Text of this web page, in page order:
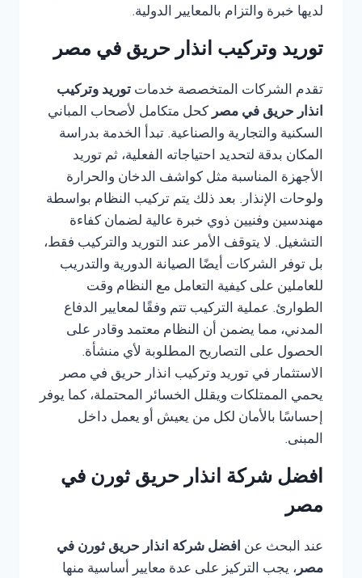
لديها خبرة والتزام بالمعايير الدولية.
توريد وتركيب انذار حريق في مصر
تقدم الشركات المتخصصة خدمات توريد وتركيب
انذار حريق في مصر كحل متكامل لأصحاب المباني
السكنية والتجارية والصناعية. تبدأ الخدمة بدراسة
المكان بدقة لتحديد احتياجاته الفعلية، ثم توريد
الأجهزة المناسبة مثل كواشف الدخان والحرارة
ولوحات الإنذار. بعد ذلك يتم تركيب النظام بواسطة
مهندسين وفنيين ذوي خبرة عالية لضمان كفاءة
التشغيل. لا يتوقف الأمر عند التوريد والتركيب فقط،
بل توفر الشركات أيضًا الصيانة الدورية والتدريب
للعاملين على كيفية التعامل مع النظام وقت
الطوارئ. عملية التركيب تتم وفقًا لمعايير الدفاع
المدني، مما يضمن أن النظام معتمد وقادر على
الحصول على التصاريح المطلوبة لأي منشأة.
الاستثمار في توريد وتركيب انذار حريق في مصر
يحمي الممتلكات ويقلل الخسائر المحتملة، كما يوفر
إحساسًا بالأمان لكل من يعيش أو يعمل داخل
المبنى.
افضل شركة انذار حريق ثورن في
مصر
عند البحث عن افضل شركة انذار حريق ثورن في
مصر، يجب التركيز على عدة معايير أساسية منها